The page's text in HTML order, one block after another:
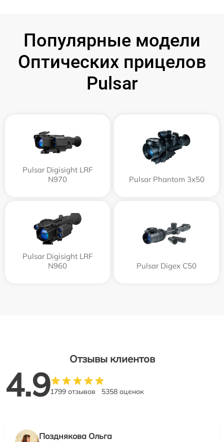
Популярные модели
Оптических прицелов
Pulsar
Pulsar Digisight LRF
N970
Pulsar Phantom 3x50
Pulsar Digisight LRF
N960
Pulsar Digex C50
Отзывы клиентов
4.91799 отзывов 5358 оценок
Позднякова Ольга